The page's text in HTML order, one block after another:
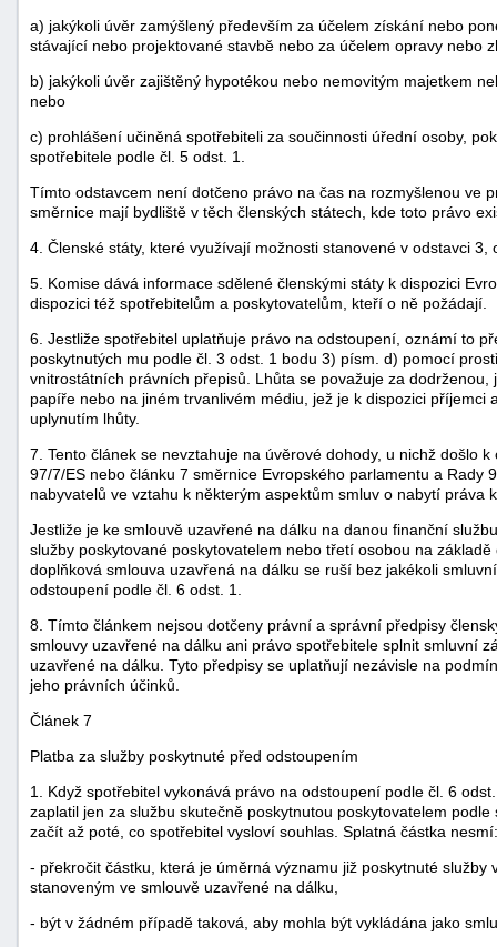
a) jakýkoli úvěr zamýšlený především za účelem získání nebo
stávající nebo projektované stavbě nebo za účelem opravy nebo
b) jakýkoli úvěr zajištěný hypotékou nebo nemovitým majetkem
nebo
c) prohlášení učiněná spotřebiteli za součinnosti úřední osoby,
spotřebitele podle čl. 5 odst. 1.
Tímto odstavcem není dotčeno právo na čas na rozmyšlenou ve
směrnice mají bydliště v těch členských státech, kde toto právo
4. Členské státy, které využívají možnosti stanovené v odstavci 3,
5. Komise dává informace sdělené členskými státy k dispozici
dispozici též spotřebitelům a poskytovatelům, kteří o ně požádají.
6. Jestliže spotřebitel uplatňuje právo na odstoupení, oznámí to
poskytnutých mu podle čl. 3 odst. 1 bodu 3) písm. d) pomocí
vnitrostátních právních přepisů. Lhůta se považuje za
papíře nebo na jiném trvanlivém médiu, jež je k dispozici
uplynutím lhůty.
7. Tento článek se nevztahuje na úvěrové dohody, u nichž došlo
97/7/ES nebo článku 7 směrnice Evropského parlamentu a Rady
nabyvatelů ve vztahu k některým aspektům smluv o nabytí práva
Jestliže je ke smlouvě uzavřené na dálku na danou finanční
služby poskytované poskytovatelem nebo třetí osobou na
doplňková smlouva uzavřená na dálku se ruší bez jakékoli
odstoupení podle čl. 6 odst. 1.
8. Tímto článkem nejsou dotčeny právní a správní předpisy
smlouvy uzavřené na dálku ani právo spotřebitele splnit smluvní
uzavřené na dálku. Tyto předpisy se uplatňují nezávisle na
jeho právních účinků.
Článek 7
Platba za služby poskytnuté před odstoupením
1. Když spotřebitel vykonává právo na odstoupení podle čl. 6
zaplatil jen za službu skutečně poskytnutou poskytovatelem
začít až poté, co spotřebitel vysloví souhlas. Splatná částka nesmí:
- překročit částku, která je úměrná významu již poskytnuté
stanoveným ve smlouvě uzavřené na dálku,
- být v žádném případě taková, aby mohla být vykládána jako